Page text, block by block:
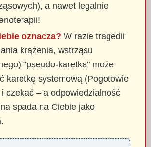
a nawet legalnie
oznacza? W razie tragedii
krążenia, wstrząsu
"pseudo-karetka" może
karetkę systemową (Pogotowie
czekać – a odpowiedzialność
spada na Ciebie jako